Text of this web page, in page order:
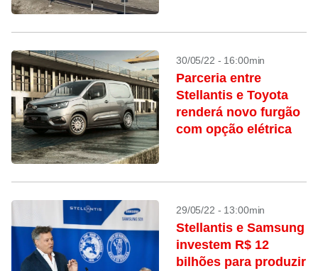
30/05/22 - 16:00min
Parceria entre
Stellantis e Toyota
renderá novo furgão
com opção elétrica
29/05/22 - 13:00min
Stellantis e Samsung
investem R$ 12
bilhões para produzir